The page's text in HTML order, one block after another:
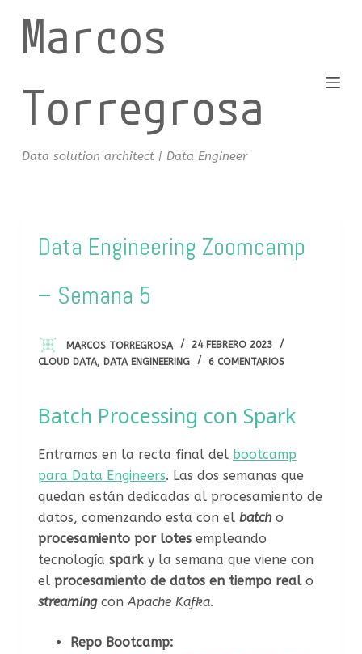
Marcos
Torregrosa
Data solution architect | Data Engineer
Data Engineering Zoomcamp
– Semana 5
MARCOS TORREGROSA
24 FEBRERO 2023
CLOUD DATA, DATA ENGINEERING 6 COMENTARIOS
Batch Processing con Spark
Entramos en la recta final del bootcamp
para Data Engineers. Las dos semanas que
quedan están dedicadas al procesamiento de
datos, comenzando esta con el batch o
procesamiento por lotesempleando
tecnología sparky la semana que viene con
el procesamiento de datos en tiempo realo
streaming conApache Kafka.
Repo Bootcamp: